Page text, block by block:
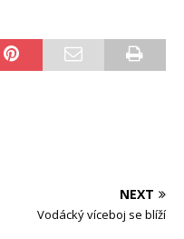
NEXT
Vodácký víceboj se blíží